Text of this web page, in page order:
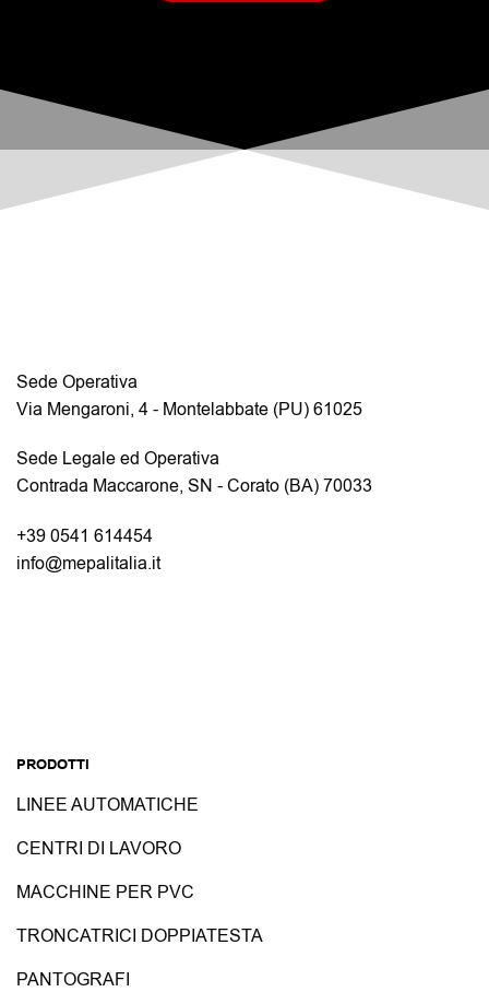
Sede Operativa
Via Mengaroni, 4 - Montelabbate (PU) 61025
Sede Legale ed Operativa
Contrada Maccarone, SN - Corato (BA) 70033
+39 0541 614454
info@mepalitalia.it
PRODOTTI
LINEE AUTOMATICHE
CENTRI DI LAVORO
MACCHINE PER PVC
TRONCATRICI DOPPIATESTA
PANTOGRAFI